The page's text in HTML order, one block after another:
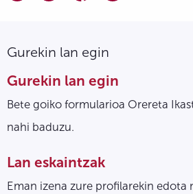
Gurekin lan egin
Gurekin lan egin
Bete goiko formularioa Orereta
nahi baduzu.
Lan eskaintzak
Eman izena zure profilarekin edota